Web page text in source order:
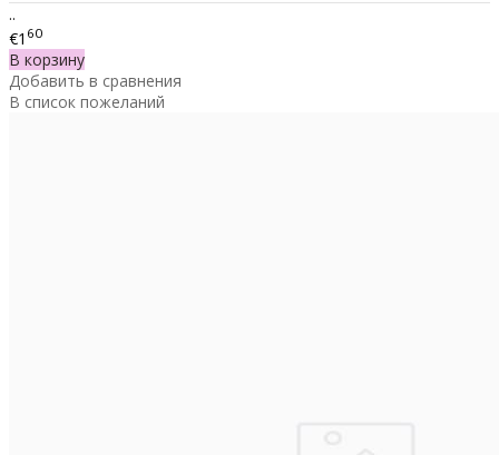
..
€1 60
В корзину
Добавить в сравнения
В список пожеланий